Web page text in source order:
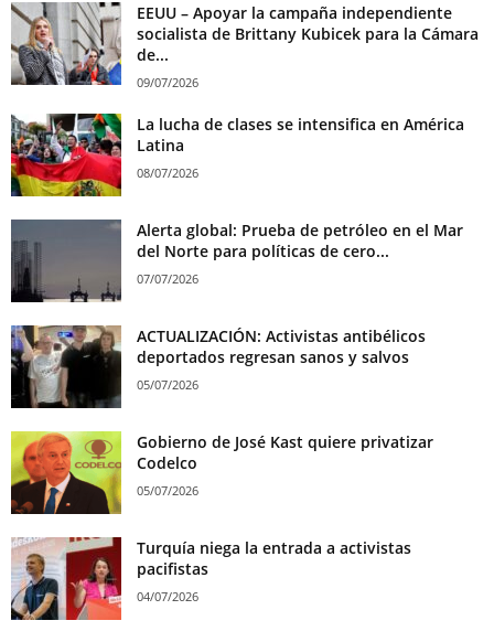
EEUU – Apoyar la campaña independiente
socialista de Brittany Kubicek para la Cámara
de...
09/07/2026
La lucha de clases se intensifica en América
Latina
08/07/2026
Alerta global: Prueba de petróleo en el Mar
del Norte para políticas de cero...
07/07/2026
ACTUALIZACIÓN: Activistas antibélicos
deportados regresan sanos y salvos
05/07/2026
Gobierno de José Kast quiere privatizar
Codelco
05/07/2026
Turquía niega la entrada a activistas
pacifistas
04/07/2026